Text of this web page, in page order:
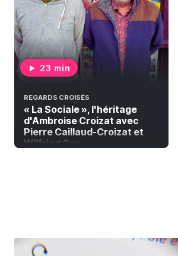
23 min
REGARDS CROISÉS
« La Sociale », l'héritage
d'Ambroise Croizat avec
Pierre Caillaud-Croizat et
Wilfried Gay